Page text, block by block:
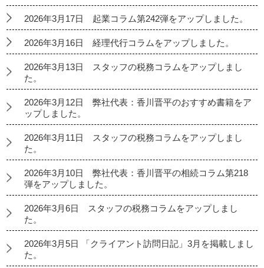
2026年3月17日 起業コラム第242弾をアップしました。
2026年3月16日 経理代行コラムをアップしました。
2026年3月13日 スタッフの税務コラムをアップしまし
た。
2026年3月12日 弊社代表：香川晋平のおすすめ書籍をア
ップしました。
2026年3月11日 スタッフの税務コラムをアップしまし
た。
2026年3月10日 弊社代表：香川晋平の相続コラム第218
弾をアップしました。
2026年3月6日 スタッフの税務コラムをアップしまし
た。
2026年3月5日 「クライアント訪問日記」3月を掲載しまし
た。